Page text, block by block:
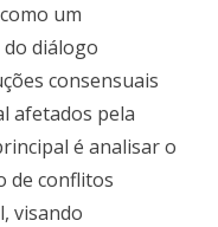
um
diálogo
consensuais
afetados pela
é analisar o
de conflitos
visando